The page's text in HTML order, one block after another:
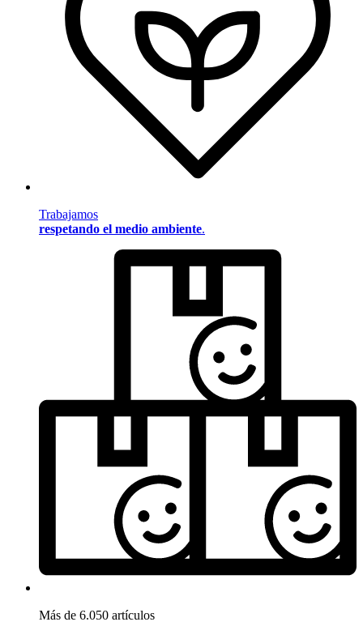
Trabajamos
respetando el medio ambiente.
Más de 6.050 artículos